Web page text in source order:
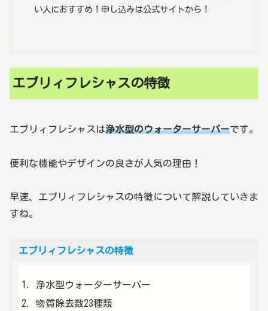
い人におすすめ！申し込みは公式サイトから！
エブリィフレシャスの特徴
エブリィフレシャスは浄水型のウォーターサーバーです。
便利な機能やデザインの良さが人気の理由！
早速、エブリィフレシャスの特徴について解説していきま
すね。
エブリィフレシャスの特徴
浄水型ウォーターサーバー
物質除去数23種類